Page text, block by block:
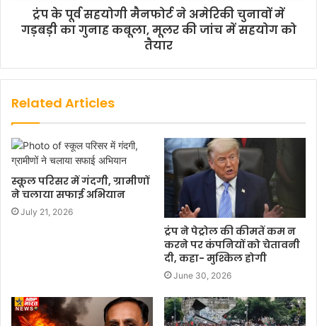
ट्रंप के पूर्व सहयोगी मैनफोर्ट ने अमेरिकी चुनावों में
गड़बड़ी का गुनाह कबूला, मूलर की जांच में सहयोग को
तैयार
Related Articles
स्कूल परिसर में गंदगी, ग्रामीणों
ने चलाया सफाई अभियान
July 21, 2026
ट्रंप ने पेट्रोल की कीमतें कम न
करने पर कंपनियों को चेतावनी
दी, कहा- मुश्किल होगी
June 30, 2026